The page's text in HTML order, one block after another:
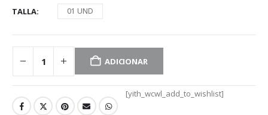
TALLA 01 UND
ADICIONAR
[yith_wcwl_add_to_wishlist]